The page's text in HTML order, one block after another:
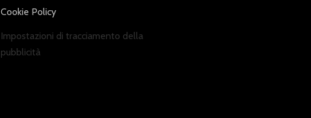
Cookie Policy
Impostazioni di tracciamento della
pubblicità